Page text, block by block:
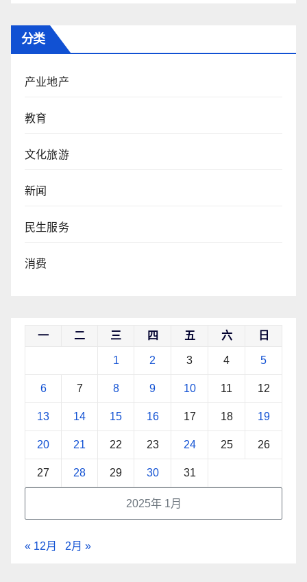
分类
产业地产
教育
文化旅游
新闻
民生服务
消费
2025年 1月
一 二 三 四 五 六 日
1 2 3 4 5
6 7 8 9 10 11 12
13 14 15 16 17 18 19
20 21 22 23 24 25 26
27 28 29 30 31
« 12月 2月 »